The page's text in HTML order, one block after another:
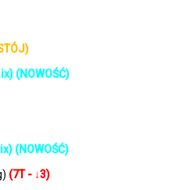
(NOWOŚĆ)
(NOWOŚĆ)
(7T - ↓3)